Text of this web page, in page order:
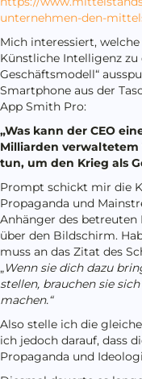
unternehmen-den-
Mich interessiert,
Künstliche Intelligenz zu
Geschäftsmodell“
Smartphone aus der
App Smith Pro:
„Was kann der CEO
Milliarden verwaltetem
tun, um den Krieg als
Prompt schickt mir die
Propaganda und
Anhänger des betreuten
über den Bildschirm.
muss an das Zitat des
„Wenn sie dich dazu
stellen, brauchen sie
machen.“
Also stelle ich die
ich jedoch darauf, dass
Propaganda und